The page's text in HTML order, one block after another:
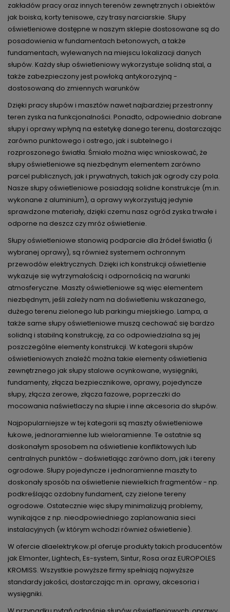
zakładów pracy oraz innych terenów zewnętrznych i obiektów
jak boiska, korty tenisowe, czy trasy narciarskie. Słupy
oświetleniowe dostępne w naszym sklepie dostosowane są do
posadowienia w fundamentach betonowych, a także
fundamentach, wylewanych na miejscu lokalizacji danych
słupów. Każdy słup oświetleniowy wykorzystuje solidną stal, a
także zabezpieczony jest powłoką antykorozyjną -
dostosowaną do zmiennych warunków
Dzięki pracy słupów i masztów nawet najbardziej przestronny
teren zyska na funkcjonalności. Ponadto, odpowiednio dobrane
słupy i oprawy wpłyną na estetykę danego terenu, dostarczając
zarówno punktowego i ostrego, jak i subtelnego i
rozproszonego światła. Śmiało można więc wnioskować, że
słupy oświetleniowe są niezbędnym elementem zarówno
parcel publicznych, jak i prywatnych, takich jak ogrody czy pola.
Nasze słupy oświetleniowe posiadają solidne konstrukcje (m.in.
wykonane z aluminium), a oprawy wykorzystują jedynie
sprawdzone materiały, dzięki czemu nasz ogród zyska trwałe i
odporne na deszcz czy mróz oświetlenie.
Słupy oświetleniowe stanowią podparcie dla źródeł światła (i
wybranej oprawy), są również systemem ochronnym
przewodów elektrycznych. Dzięki ich konstrukcji oświetlenie
wykazuje się wytrzymałością i odpornością na warunki
atmosferyczne. Maszty oświetleniowe są więc elementem
niezbędnym, jeśli zależy nam na doświetleniu wskazanego,
dużego terenu zielonego lub parkingu miejskiego. Lampa, a
także same słupy oświetleniowe muszą cechować się bardzo
solidną i stabilną konstrukcję, za co odpowiedzialna są jej
poszczególne elementy konstrukcji. W kategorii słupów
oświetleniowych znaleźć można takie elementy oświetlenia
zewnętrznego jak słupy stalowe ocynkowane, wysięgniki,
fundamenty, złącza bezpiecznikowe, oprawy, pojedyncze
słupy, złącza zerowe, złącza fazowe, poprzeczki do
mocowania naświetlaczy na słupie i inne akcesoria do słupów.
Najpopularniejsze w tej kategorii są maszty oświetleniowe
łukowe, jednoramienne lub wieloramienne. Te ostatnie są
doskonałym sposobem na oświetlenie konfliktowych lub
centralnych punktów - doświetlając zarówno dom, jak i tereny
ogrodowe. Słupy pojedyncze i jednoramienne maszty to
doskonały sposób na oświetlenie niewielkich fragmentów - np.
podkreślając ozdobny fundament, czy zielone tereny
ogrodowe. Ostatecznie więc słupy minimalizują problemy,
wynikające z np. nieodpowiedniego zaplanowania sieci
instalacyjnych (w którym wchodzi również oświetlenie).
W ofercie dlaelektrykow.pl oferuje produkty takich producentów
jak Elmonter, Lightech, Es-system, Sintur, Rosa oraz EUROPOLES
KROMISS. Wszystkie powyższe firmy spełniają najwyższe
standardy jakości, dostarczając m.in. oprawy, akcesoria i
wysięgniki.